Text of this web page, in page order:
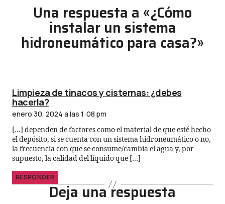
Una respuesta a «¿Cómo
instalar un sistema
hidroneumático para casa?»
Limpieza de tinacos y cisternas: ¿debes
hacerla?
enero 30, 2024 a las 1:08 pm
[…] dependen de factores como el material de que esté hecho
el depósito, si se cuenta con un sistema hidroneumático o no,
la frecuencia con que se consume/cambia el agua y, por
supuesto, la calidad del líquido que […]
RESPONDER
Deja una respuesta